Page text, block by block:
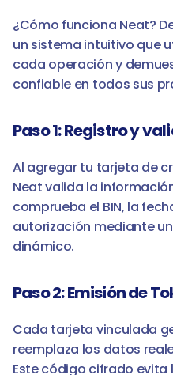
¿Cómo funciona Neat?
un sistema intuitivo que
cada operación y
confiable en todos sus
Paso 1: Registro y
Al agregar tu tarjeta de
Neat valida la
comprueba el BIN, la
autorización mediante
dinámico.
Paso 2: Emisión de
Cada tarjeta vinculada
reemplaza los datos
Este código cifrado evita